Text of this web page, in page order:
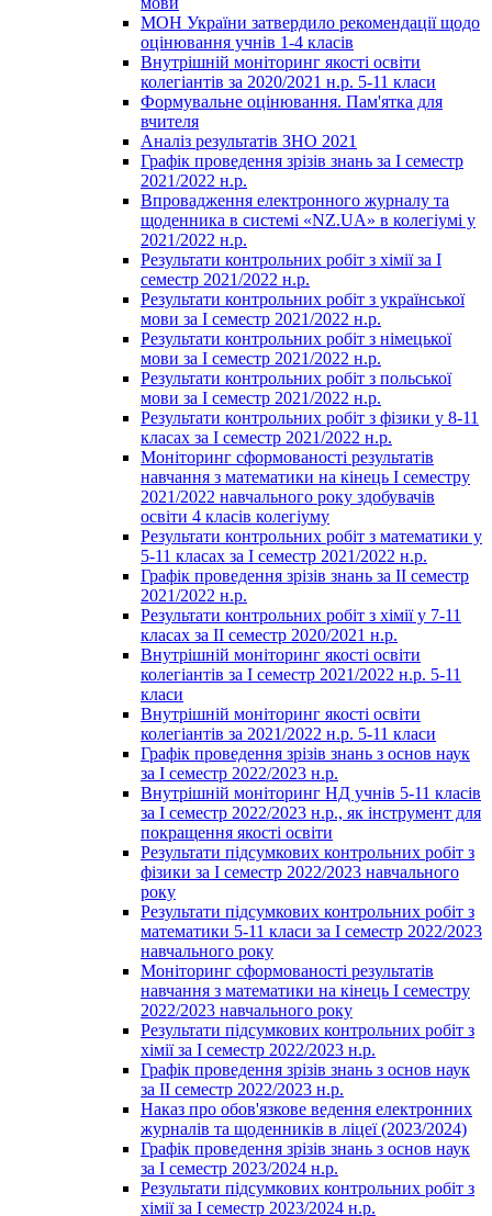
МОН України затвердило рекомендації щодо
оцінювання учнів 1-4 класів
Внутрішній моніторинг якості освіти
колегіантів за 2020/2021 н.р. 5-11 класи
Формувальне оцінювання. Пам'ятка для
вчителя
Аналіз результатів ЗНО 2021
Графік проведення зрізів знань за І семестр
2021/2022 н.р.
Впровадження електронного журналу та
щоденника в системі «NZ.UA» в колегіумі у
2021/2022 н.р.
Результати контрольних робіт з хімії за І
семестр 2021/2022 н.р.
Результати контрольних робіт з української
мови за І семестр 2021/2022 н.р.
Результати контрольних робіт з німецької
мови за І семестр 2021/2022 н.р.
Результати контрольних робіт з польської
мови за І семестр 2021/2022 н.р.
Результати контрольних робіт з фізики у 8-11
класах за І семестр 2021/2022 н.р.
Моніторинг сформованості результатів
навчання з математики на кінець І семестру
2021/2022 навчального року здобувачів
освіти 4 класів колегіуму
Результати контрольних робіт з математики у
5-11 класах за І семестр 2021/2022 н.р.
Графік проведення зрізів знань за ІІ семестр
2021/2022 н.р.
Результати контрольних робіт з хімії у 7-11
класах за ІІ семестр 2020/2021 н.р.
Внутрішній моніторинг якості освіти
колегіантів за І семестр 2021/2022 н.р. 5-11
класи
Внутрішній моніторинг якості освіти
колегіантів за 2021/2022 н.р. 5-11 класи
Графік проведення зрізів знань з основ наук
за І семестр 2022/2023 н.р.
Внутрішній моніторинг НД учнів 5-11 класів
за І семестр 2022/2023 н.р., як інструмент для
покращення якості освіти
Результати підсумкових контрольних робіт з
фізики за І семестр 2022/2023 навчального
року
Результати підсумкових контрольних робіт з
математики 5-11 класи за І семестр 2022/2023
навчального року
Моніторинг сформованості результатів
навчання з математики на кінець І семестру
2022/2023 навчального року
Результати підсумкових контрольних робіт з
хімії за І семестр 2022/2023 н.р.
Графік проведення зрізів знань з основ наук
за ІІ семестр 2022/2023 н.р.
Наказ про обов'язкове ведення електронних
журналів та щоденників в ліцеї (2023/2024)
Графік проведення зрізів знань з основ наук
за І семестр 2023/2024 н.р.
Результати підсумкових контрольних робіт з
хімії за І семестр 2023/2024 н.р.